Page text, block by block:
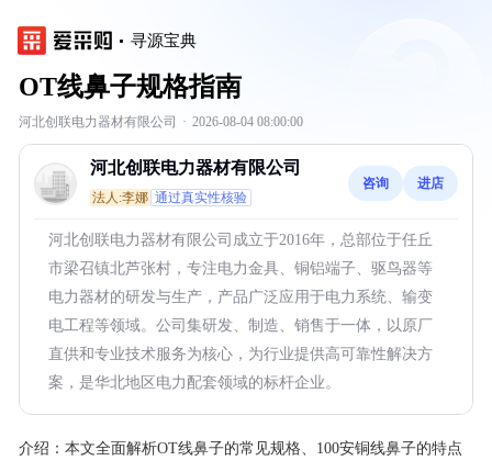
寻源宝典
OT线鼻子规格指南
河北创联电力器材有限公司 · 2026-08-04 08:00:00
河北创联电力器材有限公司
法人:李娜 通过真实性核验
咨询 进店
河北创联电力器材有限公司成立于2016年，总部位于任丘
市梁召镇北芦张村，专注电力金具、铜铝端子、驱鸟器等
电力器材的研发与生产，产品广泛应用于电力系统、输变
电工程等领域。公司集研发、制造、销售于一体，以原厂
直供和专业技术服务为核心，为行业提供高可靠性解决方
案，是华北地区电力配套领域的标杆企业。
介绍： 本文全面解析OT线鼻子的常见规格、100安铜线鼻子的特点